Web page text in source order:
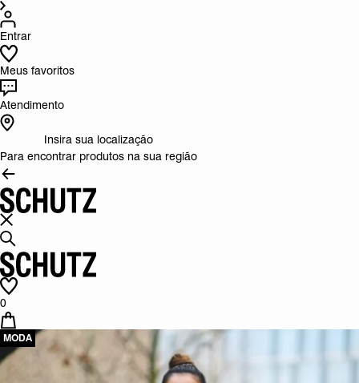
Entrar
Meus favoritos
Atendimento
Insira sua localização
Para encontrar produtos na sua região
0
MODA